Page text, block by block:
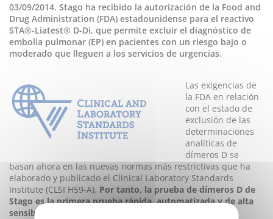
03/09/2014. Stago ha recibido la autorización de la Food and
Drug Administration (FDA) estadounidense para el reactivo
STA®-Liatest® D-Di, que permite excluir el diagnóstico de
embolia pulmonar (EP) en pacientes con un riesgo bajo o
moderado que lleguen a los servicios de urgencias.
Las exigencias de
la FDA en relación
con el estado de
exclusión de las
determinaciones
analíticas de
dímeros D se
basan ahora en las nuevas normas más restrictivas que ha
elaborado y publicado el Clinical Laboratory Standards
Institute (CLSI H59-A). Por tanto, la prueba de dímeros D de
Stago es la primera prueba rápida, automatizada y de alta
sensibilidad que cumple estas nuevas exigencias.